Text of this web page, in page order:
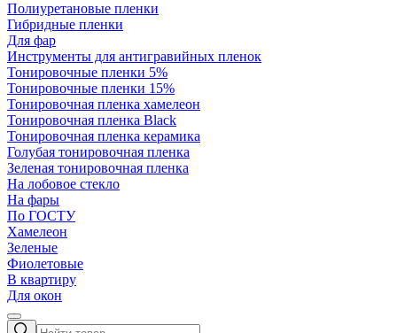
Полиуретановые пленки
Гибридные пленки
Для фар
Инструменты для антигравийных пленок
Тонировочные пленки 5%
Тонировочные пленки 15%
Тонировочная пленка хамелеон
Тонировочная пленка Black
Тонировочная пленка керамика
Голубая тонировочная пленка
Зеленая тонировочная пленка
На лобовое стекло
На фары
По ГОСТУ
Хамелеон
Зеленые
Фиолетовые
В квартиру
Для окон